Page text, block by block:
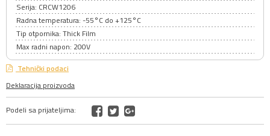
Serija: CRCW1206
Radna temperatura: -55°C do +125°C
Tip otpornika: Thick Film
Max radni napon: 200V
Tehnički podaci
Deklaracija proizvoda
Podeli sa prijateljima: